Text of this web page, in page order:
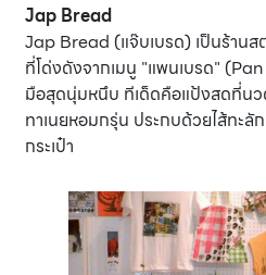
Jap Bread
Jap Bread (แจ๊บเบรด) เป็นร้าน
ที่โด่งดังจากเมนู "แพนเบรด"
มือสุดนุ่มหนึบ ทีเด็ดคือแป้งสดที่นว
ทาเนยหอมกรุ่น ประกบด้วยไส้ทะลั
กระเป๋า